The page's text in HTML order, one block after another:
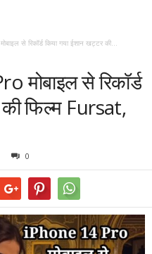
से रिकॉर्ड किया गया ईशान खट्टर की...
से रिकॉर्ड
फिल्म Fursat,
0